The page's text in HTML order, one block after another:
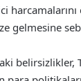
gelmesine